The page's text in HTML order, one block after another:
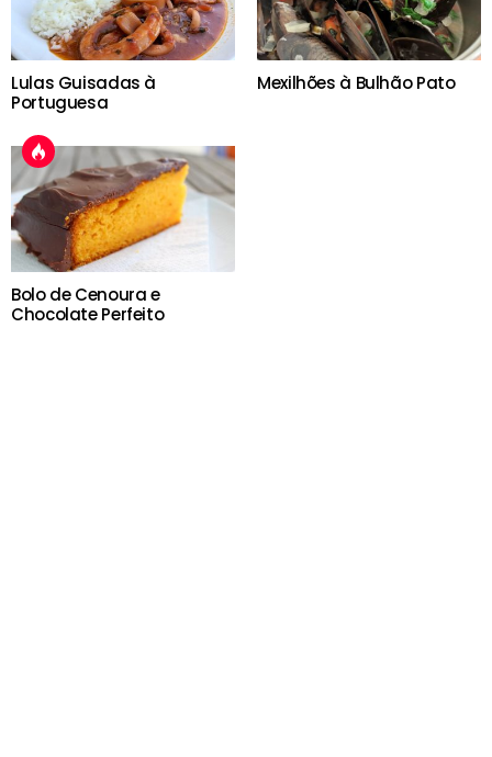
Lulas Guisadas à
Portuguesa
Mexilhões à Bulhão Pato
Bolo de Cenoura e
Chocolate Perfeito